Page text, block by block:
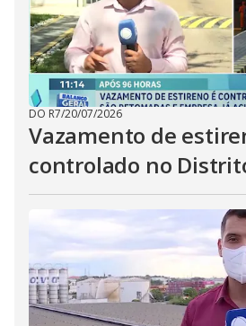
DO R7/20/07/2026
Vazamento de
controlado no